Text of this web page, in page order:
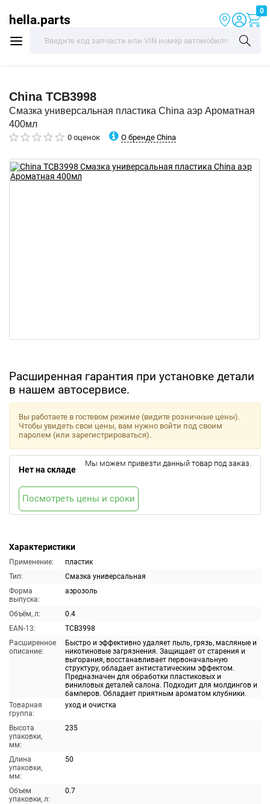
hella.parts
0
China TCB3998
Смазка универсальная пластика China аэр Ароматная
400мл
0 оценок О бренде China
Расширенная гарантия при установке детали
в нашем автосервисе.
Характеристики
Применение:
пластик
Тип:
Смазка универсальная
Форма
выпуска:
аэрозоль
Объём, л:
0.4
EAN-13:
TCB3998
Расширенное
описание:
Быстро и эффективно удаляет пыль, грязь, масляные и
никотиновые загрязнения. Защищает от старения и
выгорания, восстанавливает первоначальную
структуру, обладает антистатическим эффектом.
Предназначен для обработки пластиковых и
виниловых деталей салона. Подходит для молдингов и
бамперов. Обладает приятным ароматом клубники.
Товарная
группа:
уход и очистка
Высота
упаковки,
мм:
235
Длина
упаковки,
мм:
50
Объем
упаковки, л:
0.7
Вы работаете в гостевом режиме (видите розничные цены).
Чтобы увидеть свои цены, вам нужно войти под своим
паролем (или зарегистрироваться).
Нет на складе
Мы можем привезти данный товар под заказ.
Посмотреть цены и сроки